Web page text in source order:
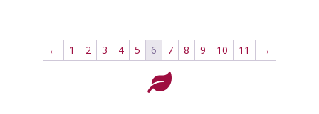
← 1 2 3 4 5 6 7 8 9 10 11 →
